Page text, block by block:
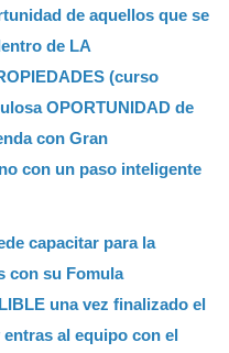
de aquellos que se
de LA
(curso
OPORTUNIDAD de
con Gran
con un paso inteligente
capacitar para la
con su Fomula
una vez finalizado el
al equipo con el